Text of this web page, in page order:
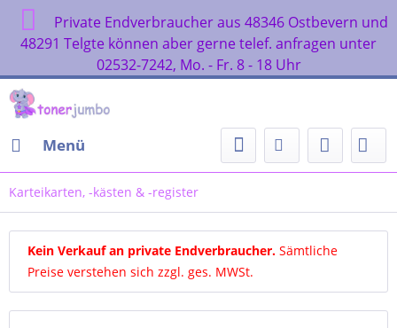
Private Endverbraucher aus 48346 Ostbevern und
48291 Telgte können aber gerne telef. anfragen unter
02532-7242, Mo. - Fr. 8 - 18 Uhr
Menü
Karteikarten, -kästen & -register
Kein Verkauf an private Endverbraucher. Sämtliche
Preise verstehen sich zzgl. ges. MWSt.